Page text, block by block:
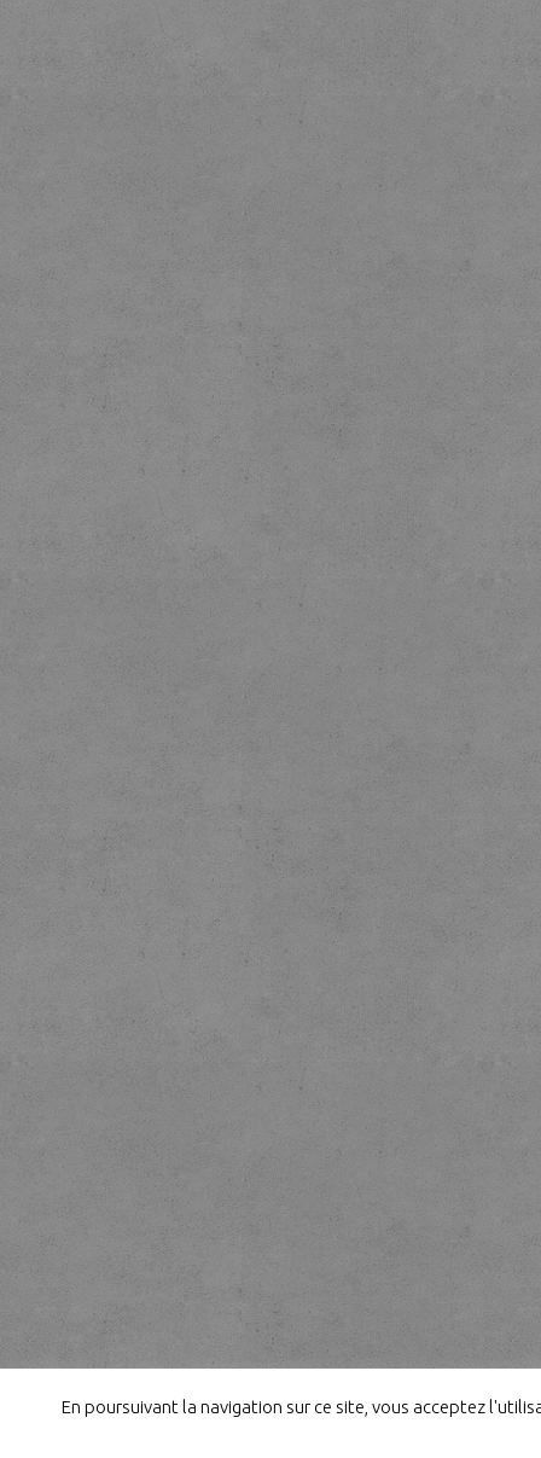
En poursuivant la navigation sur ce site, vous acceptez